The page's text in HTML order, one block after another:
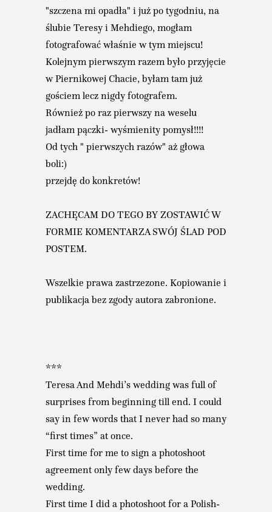
"szczena mi opadła" i już po tygodniu, na
ślubie Teresy i Mehdiego, mogłam
fotografować właśnie w tym miejscu!
Kolejnym pierwszym razem było przyjęcie
w Piernikowej Chacie, byłam tam już
gościem lecz nigdy fotografem.
Również po raz pierwszy na weselu
jadłam pączki- wyśmienity pomysł!!!!
Od tych " pierwszych razów" aż głowa
boli:)
przejdę do konkretów!
ZACHĘCAM DO TEGO BY ZOSTAWIĆ W
FORMIE KOMENTARZA SWÓJ ŚLAD POD
POSTEM.
Wszelkie prawa zastrzezone. Kopiowanie i
publikacja bez zgody autora zabronione.
***
Teresa And Mehdi’s wedding was full of
surprises from beginning till end. I could
say in few words that I never had so many
“first times” at once.
First time for me to sign a photoshoot
agreement only few days before the
wedding.
First time I did a photoshoot for a Polish-